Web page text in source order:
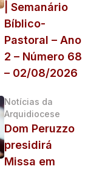
| Semanário
Bíblico-
Pastoral – Ano
2 – Número 68
– 02/08/2026
Notícias da
Arquidiocese
Dom Peruzzo
presidirá
Missa em